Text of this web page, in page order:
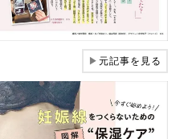
▶元記事を見る